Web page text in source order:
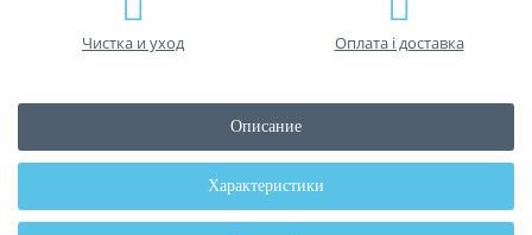
Чистка и уход Оплата і доставка
Описание
Характеристики